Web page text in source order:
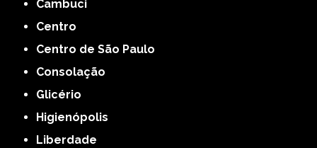
Cambuci
Centro
Centro de São Paulo
Consolação
Glicério
Higienópolis
Liberdade